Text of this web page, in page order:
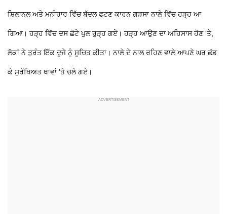
ਸ਼ਿਲਾਨਲ ਅਤੇ ਮਨੀਹਾਰ ਵਿੱਚ ਬੱਦਲ ਫਟਣ ਕਾਰਨ ਗੜਸਾ ਨਾਲੇ ਵਿੱਚ ਹੜ੍ਹ ਆ
ਗਿਆ। ਹੜ੍ਹ ਵਿੱਚ ਦਸ ਛੋਟੇ ਪੁਲ ਰੁੜ੍ਹ ਗਏ। ਹੜ੍ਹ ਆਉਣ ਦਾ ਅਹਿਸਾਸ ਹੋਣ 'ਤੇ,
ਲੋਕਾਂ ਨੇ ਤੁਰੰਤ ਇੱਕ ਦੂਜੇ ਨੂੰ ਸੂਚਿਤ ਕੀਤਾ। ਨਾਲੇ ਦੇ ਨਾਲ ਰਹਿਣ ਵਾਲੇ ਆਪਣੇ ਘਰ ਛੱਡ
ਕੇ ਸੁਰੱਖਿਅਤ ਥਾਵਾਂ 'ਤੇ ਚਲੇ ਗਏ।